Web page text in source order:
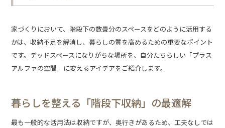
家づくりにおいて、階段下の数畳分のスペースをどのように活用する
かは、収納不足を解消し、暮らしの質を高めるための重要なポイント
です。デッドスペースになりがちな場所を、自分たちらしい「プラス
アルファの空間」に変えるアイデアをご紹介します。
暮らしを整える「階段下収納」の最適解
最も一般的な活用法は収納ですが、奥行きがあるため、工夫なしでは